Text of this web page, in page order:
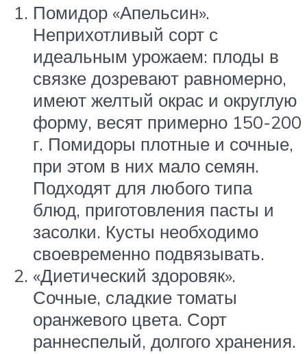
Помидор «Апельсин».
Неприхотливый сорт с
идеальным урожаем: плоды в
связке дозревают равномерно,
имеют желтый окрас и округлую
форму, весят примерно 150-200
г. Помидоры плотные и сочные,
при этом в них мало семян.
Подходят для любого типа
блюд, приготовления пасты и
засолки. Кусты необходимо
своевременно подвязывать.
«Диетический здоровяк».
Сочные, сладкие томаты
оранжевого цвета. Сорт
раннеспелый, долгого хранения.